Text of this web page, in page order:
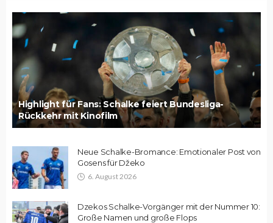
Highlight für Fans: Schalke feiert Bundesliga-
Rückkehr mit Kinofilm
Neue Schalke-Bromance: Emotionaler Post von
Gosens für Džeko
6. August 2026
Dzekos Schalke-Vorgänger mit der Nummer 10:
Große Namen und große Flops